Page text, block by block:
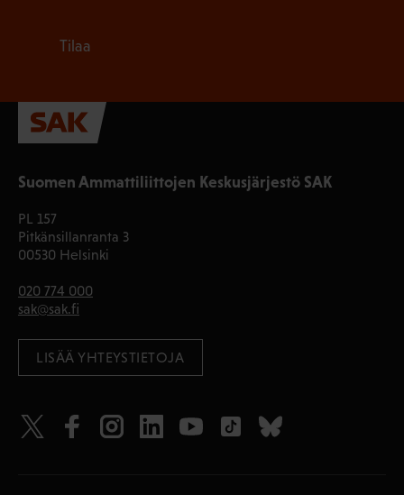
Suomen Ammattiliittojen Keskusjärjestö SAK
PL 157
Pitkänsillanranta 3
00530 Helsinki
020 774 000
sak@sak.fi
LISÄÄ YHTEYSTIETOJA
Tilaa